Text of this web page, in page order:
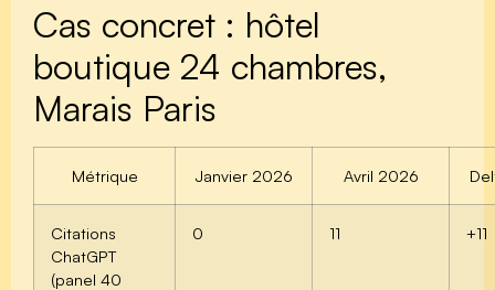
Cas concret : hôtel
boutique 24 chambres,
Marais Paris
Métrique Janvier 2026 Avril 2026
Citations
ChatGPT
(panel 40
0 11 +11